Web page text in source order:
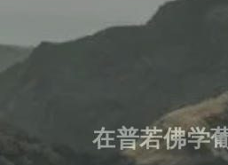
在普若佛学